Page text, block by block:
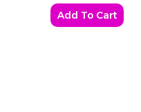
Add To Cart